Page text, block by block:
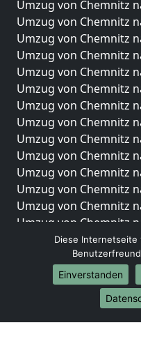
Umzug von Chemnitz
Umzug von Chemnitz
Umzug von Chemnitz
Umzug von Chemnitz
Umzug von Chemnitz
Umzug von Chemnitz
Umzug von Chemnitz
Umzug von Chemnitz
Umzug von Chemnitz
Umzug von Chemnitz
Umzug von Chemnitz
Umzug von Chemnitz
Umzug von Chemnitz
Umzug von Chemnitz
Umzug von Chemnitz
Umzug von Chemnitz
Umzug von Chemnitz
Umzug von Chemnitz
Diese Internetseite
Einverstanden